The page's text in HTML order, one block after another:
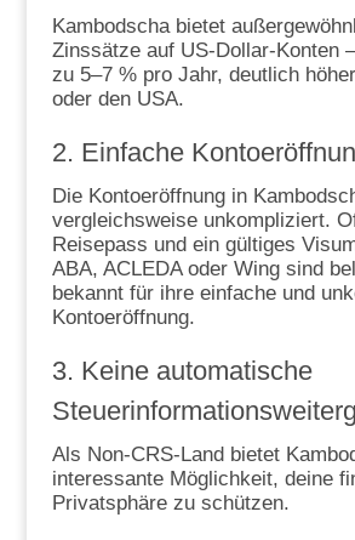
Kambodscha bietet
Zinssätze auf US-Dollar-Konten
zu 5–7 % pro Jahr, deutlich
oder den USA.
2. Einfache
Die Kontoeröffnung in
vergleichsweise unkompliziert.
Reisepass und ein gültiges
ABA, ACLEDA oder Wing sind
bekannt für ihre einfache und
Kontoeröffnung.
3. Keine automatische
Als Non-CRS-Land bietet
interessante Möglichkeit, deine
Privatsphäre zu schützen.